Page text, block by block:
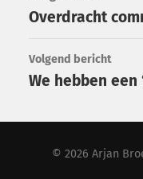
Overdracht
Volgend bericht
We hebben een
© 2026 Arjan